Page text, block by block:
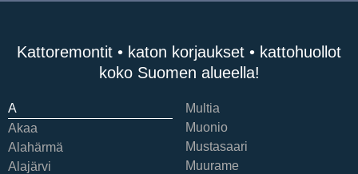
Kattoremontit • katon korjaukset • kattohuollot
koko Suomen alueella!
A
Akaa
Alahärmä
Alajärvi
Multia
Muonio
Mustasaari
Muurame